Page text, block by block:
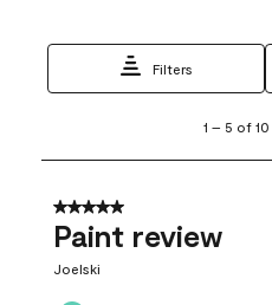
Filters
5
10
Reviews
1 – 5 of 10
5 out of 5 stars.
Paint review
Joelski